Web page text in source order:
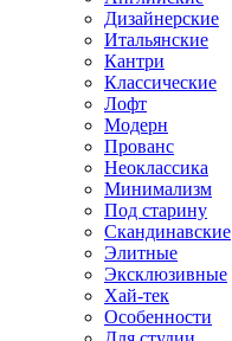
Дизайнерские
Итальянские
Кантри
Классические
Лофт
Модерн
Прованс
Неоклассика
Минимализм
Под старину
Скандинавские
Элитные
Эксклюзивные
Хай-тек
Особенности